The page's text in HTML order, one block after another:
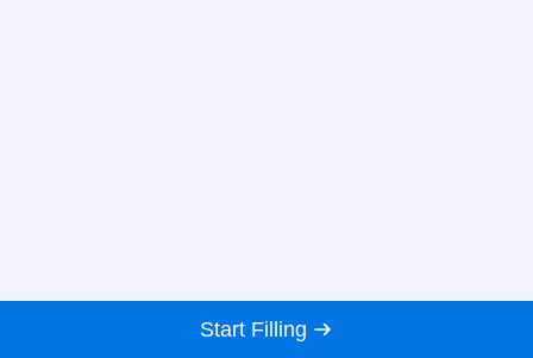
Start Filling